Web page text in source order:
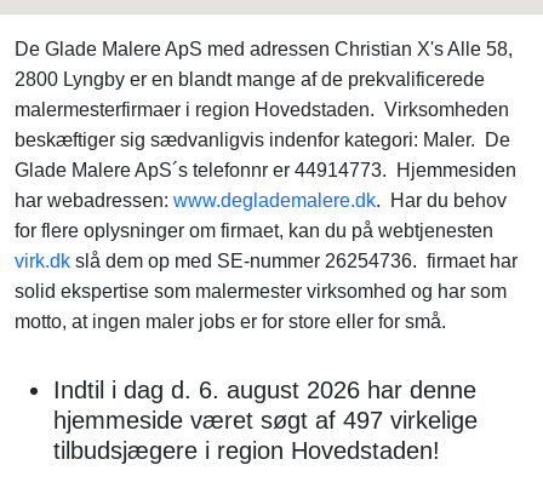
De Glade Malere ApS med adressen Christian X's Alle 58,
2800 Lyngby er en blandt mange af de prekvalificerede
malermesterfirmaer i region Hovedstaden. Virksomheden
beskæftiger sig sædvanligvis indenfor kategori: Maler. De
Glade Malere ApS´s telefonnr er 44914773. Hjemmesiden
har webadressen: www.deglademalere.dk. Har du behov
for flere oplysninger om firmaet, kan du på webtjenesten
virk.dk slå dem op med SE-nummer 26254736. firmaet har
solid ekspertise som malermester virksomhed og har som
motto, at ingen maler jobs er for store eller for små.
Indtil i dag d. 6. august 2026 har denne
hjemmeside været søgt af 497 virkelige
tilbudsjægere i region Hovedstaden!